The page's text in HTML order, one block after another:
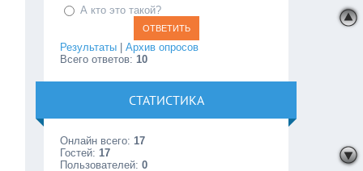
А кто это такой?
Результаты |Архив опросов
Всего ответов:10
СТАТИСТИКА
Онлайн всего:17
Гостей:17
Пользователей:0